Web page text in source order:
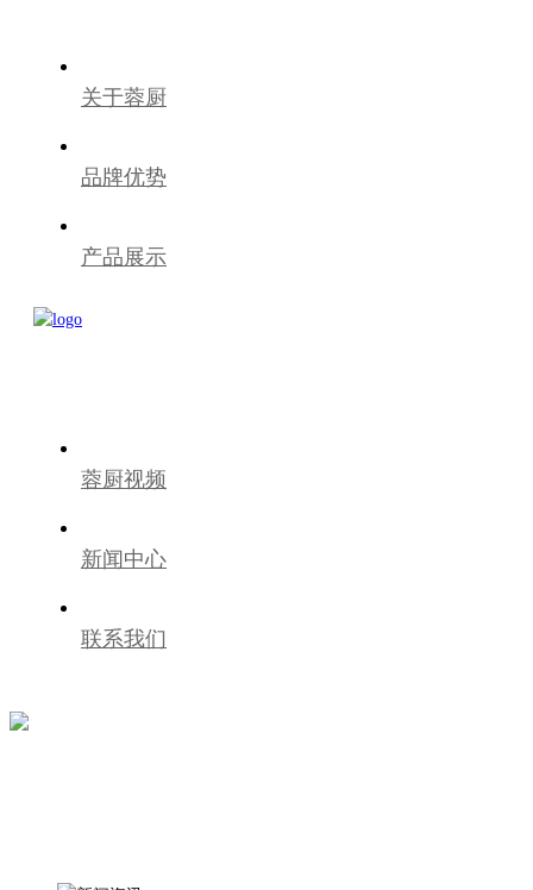
关于蓉厨
品牌优势
产品展示
蓉厨视频
新闻中心
联系我们